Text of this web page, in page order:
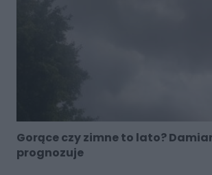
Gorące czy zimne to lato?
prognozuje